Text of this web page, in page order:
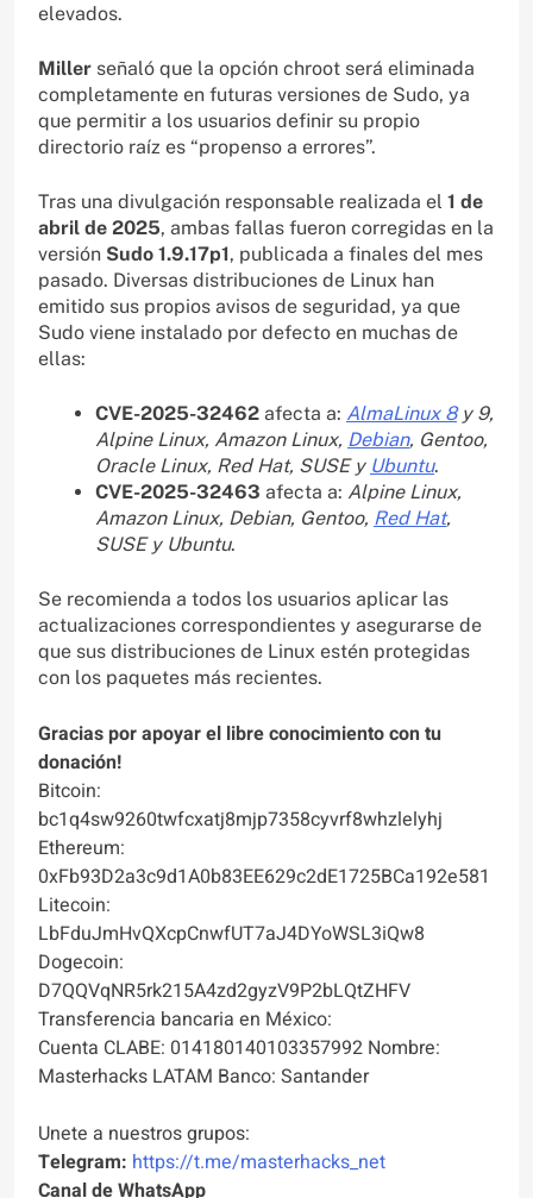
elevados.
Miller señaló que la opción chroot será eliminada
completamente en futuras versiones de Sudo, ya
que permitir a los usuarios definir su propio
directorio raíz es “propenso a errores”.
Tras una divulgación responsable realizada el 1 de
abril de 2025, ambas fallas fueron corregidas en la
versión Sudo 1.9.17p1, publicada a finales del mes
pasado. Diversas distribuciones de Linux han
emitido sus propios avisos de seguridad, ya que
Sudo viene instalado por defecto en muchas de
ellas:
CVE-2025-32462 afecta a: AlmaLinux 8y 9,
Alpine Linux, Amazon Linux, Debian, Gentoo,
Oracle Linux, Red Hat, SUSE y Ubuntu.
CVE-2025-32463 afecta a: Alpine Linux,
Amazon Linux, Debian, Gentoo, Red Hat,
SUSE y Ubuntu.
Se recomienda a todos los usuarios aplicar las
actualizaciones correspondientes y asegurarse de
que sus distribuciones de Linux estén protegidas
con los paquetes más recientes.
Gracias por apoyar el libre conocimiento con tu
donación!
Bitcoin:
bc1q4sw9260twfcxatj8mjp7358cyvrf8whzlelyhj
Ethereum:
0xFb93D2a3c9d1A0b83EE629c2dE1725BCa192e581
Litecoin:
LbFduJmHvQXcpCnwfUT7aJ4DYoWSL3iQw8
Dogecoin:
D7QQVqNR5rk215A4zd2gyzV9P2bLQtZHFV
Transferencia bancaria en México:
Cuenta CLABE: 014180140103357992 Nombre:
Masterhacks LATAM Banco: Santander
Unete a nuestros grupos:
Telegram: https://t.me/masterhacks_net
Canal de WhatsApp